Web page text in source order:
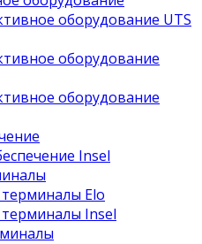
оборудование UTS
оборудование
оборудование
Insel
Elo
Insel